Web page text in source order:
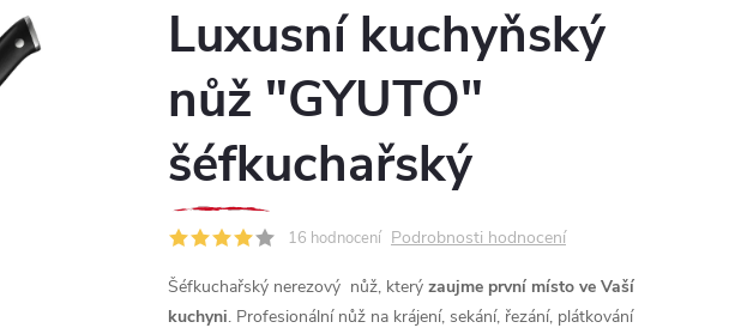
Luxusní kuchyňský
nůž "GYUTO"
šéfkuchařský
16 hodnocení Podrobnosti hodnocení
Šéfkuchařský nerezový nůž, který zaujme první místo ve Vaší
kuchyni. Profesionální nůž na krájení, sekání, řezání, plátkování